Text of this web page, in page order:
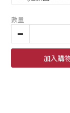
數量
加入購